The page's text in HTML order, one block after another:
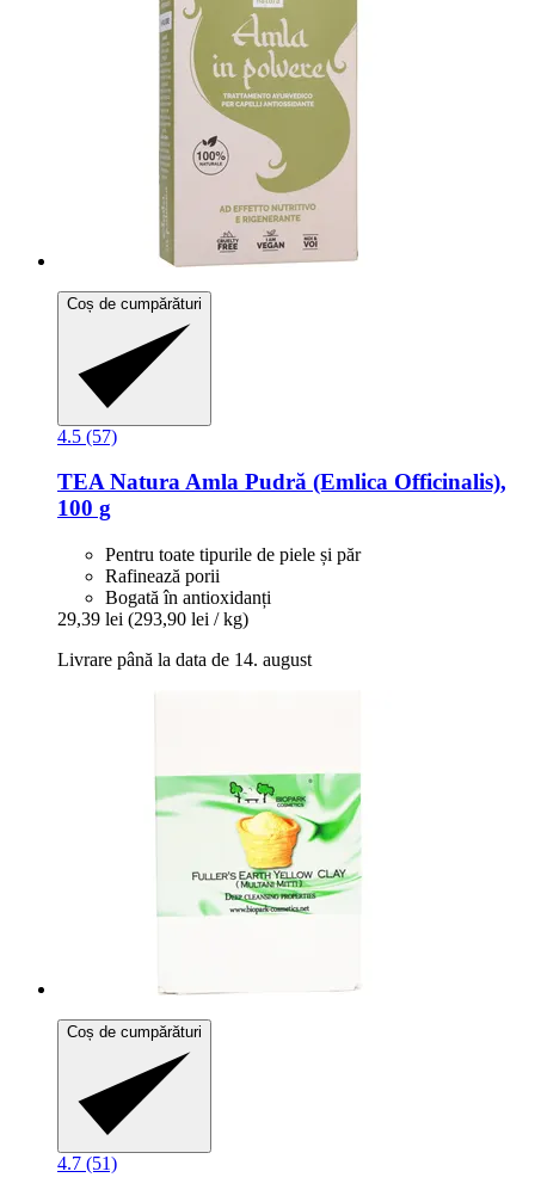
Coș de cumpărături
4.5 (57)
TEA NaturaAmla Pudră (Emlica Officinalis),
100 g
Pentru toate tipurile de piele și păr
Rafinează porii
Bogată în antioxidanți
29,39 lei (293,90 lei / kg)
Livrare până la data de 14. august
Coș de cumpărături
4.7 (51)